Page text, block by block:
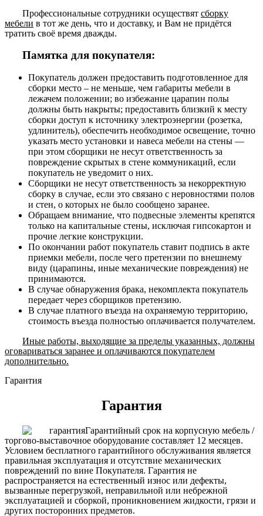
Профессиональные сотрудники осуществят сборку
мебели в тот же день, что и доставку, и Вам не придётся
тратить своё время дважды.
Памятка для покупателя:
Покупатель должен предоставить подготовленное для
сборки место – не меньше, чем габариты мебели в
лежачем положении; во избежание царапин полы
должны быть накрыты; предоставить близкий к месту
сборки доступ к источнику электроэнергии (розетка,
удлинитель), обеспечить необходимое освещение, точно
указать место установки и навеса мебели на стены —
при этом сборщики не несут ответственность за
повреждение скрытых в стене коммуникаций, если
покупатель не уведомит о них.
Сборщики не несут ответственность за некорректную
сборку в случае, если это связано с неровностями полов
и стен, о которых не было сообщено заранее.
Обращаем внимание, что подвесные элементы крепятся
только на капитальные стены, исключая гипсокартон и
прочие легкие конструкции.
По окончании работ покупатель ставит подпись в акте
приемки мебели, после чего претензии по внешнему
виду (царапины, иные механические повреждения) не
принимаются.
В случае обнаружения брака, некомплекта покупатель
передает через сборщиков претензию.
В случае платного въезда на охраняемую территорию,
стоимость въезда полностью оплачивается получателем.
Иные работы, выходящие за пределы указанных, должны
оговариваться заранее и оплачиваются покупателем
дополнительно.
Гарантия
Гарантия
Гарантийный срок на корпусную мебель /
торгово-выставочное оборудование составляет 12 месяцев.
Условием бесплатного гарантийного обслуживания является
правильная эксплуатация и отсутствие механических
повреждений по вине Покупателя. Гарантия не
распространяется на естественный износ или дефекты,
вызванные перегрузкой, неправильной или небрежной
эксплуатацией и сборкой, проникновением жидкости, грязи и
других посторонних предметов.